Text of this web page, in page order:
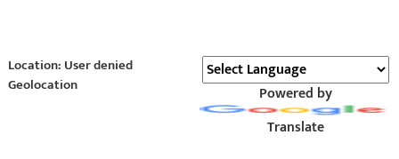
Location: User denied
Geolocation
Powered by
Translate